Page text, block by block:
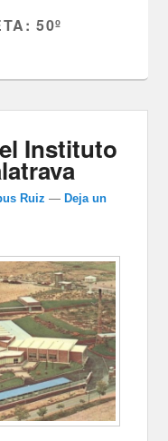
50º
Instituto
Ruiz — Deja un